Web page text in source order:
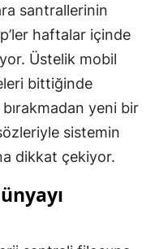
santrallerinin
haftalar içinde
Üstelik mobil
bittiğinde
yeni bir
sistemin
dikkat çekiyor.